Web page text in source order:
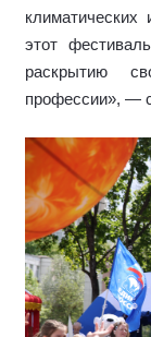
климатических
этот
раскрытию
профессии», —